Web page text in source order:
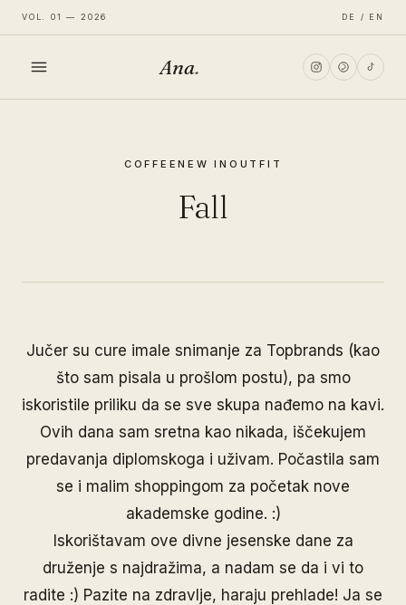
VOL. 01 — 2026 DE / EN
Ana.
COFFEENEW IN OUTFIT
Fall
Jučer su cure imale snimanje za Topbrands (kao
što sam pisala u prošlom postu), pa smo
iskoristile priliku da se sve skupa nađemo na kavi.
Ovih dana sam sretna kao nikada, iščekujem
predavanja diplomskoga i uživam. Počastila sam
se i malim shoppingom za početak nove
akademske godine. :)
Iskorištavam ove divne jesenske dane za
druženje s najdražima, a nadam se da i vi to
radite :) Pazite na zdravlje, haraju prehlade! Ja se